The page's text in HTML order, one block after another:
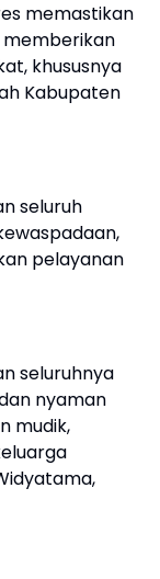
memastikan
memberikan
khususnya
Kabupaten
seluruh
pelayanan
seluruhnya
nyaman
mudik,